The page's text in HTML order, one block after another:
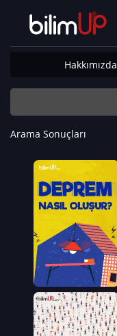
Hakkımızda
Arama Sonuçları